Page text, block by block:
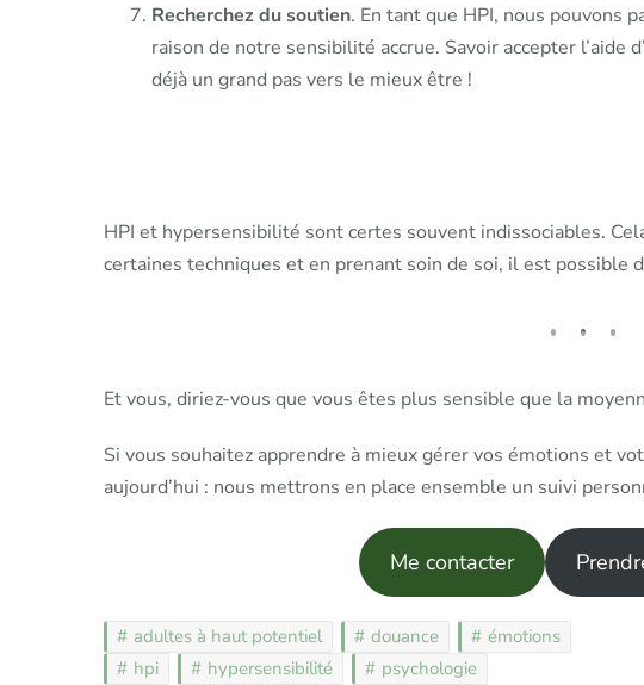
Recherchez du soutien. En tant que HPI, nous pouvons
raison de notre sensibilité accrue. Savoir accepter l’aide
déjà un grand pas vers le mieux être !
HPI et hypersensibilité sont certes souvent indissociables.
certaines techniques et en prenant soin de soi, il est possible
Et vous, diriez-vous que vous êtes plus sensible que la
Si vous souhaitez apprendre à mieux gérer vos émotions et
aujourd’hui : nous mettrons en place ensemble un suivi
Me contacter
adultes à haut potentiel douance
émotions
hpi
hypersensibilité
psychologie